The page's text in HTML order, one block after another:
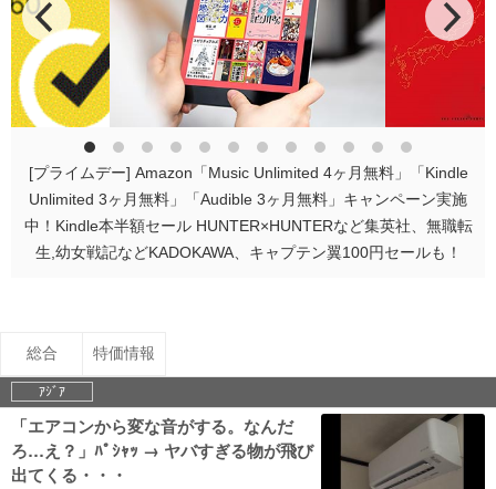
[プライムデー] Amazon「Music Unlimited 4ヶ月無料」「Kindle
Unlimited 3ヶ月無料」「Audible 3ヶ月無料」キャンペーン実施
中！Kindle本半額セール HUNTER×HUNTERなど集英社、無職転
生,幼女戦記などKADOKAWA、キャプテン翼100円セールも！
総合 特価情報
ｱｼﾞｱ
「エアコンから変な音がする。なんだ
ろ…え？」ﾊﾟｼｬｯ → ヤバすぎる物が飛び
出てくる・・・